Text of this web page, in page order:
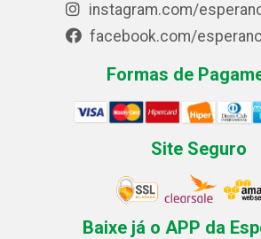
instagram.com/
facebook.com/
Formas de
Site Seguro
Baixe já o APP da